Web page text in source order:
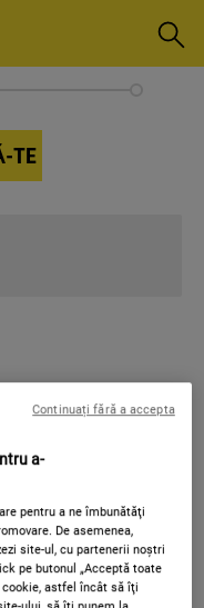
TE
și
a-
pentru a ne îmbunătăţi
De asemenea,
site-ul, cu partenerii noștri
pe butonul „Acceptă toate
astfel încât să îţi
Continuați fără a accepta